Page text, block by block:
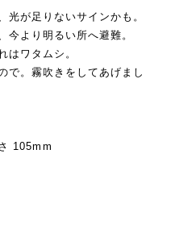
光が足りないサインかも。
今より明るい所へ避難。
はワタムシ。
で。霧吹きをしてあげまし
105mm